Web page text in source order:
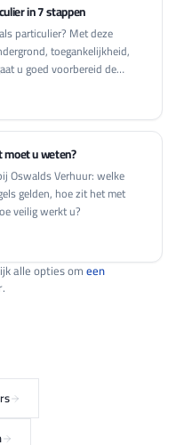
in 7 stappen
particulier? Met deze
toegankelijkheid,
u goed voorbereid de
u weten?
Oswalds Verhuur: welke
gelden, hoe zit het met
veilig werkt u?
alle opties omeen